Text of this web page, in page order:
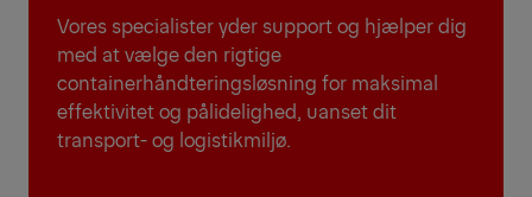
Vores specialister yder support og hjælper dig
med at vælge den rigtige
containerhåndteringsløsning for maksimal
effektivitet og pålidelighed, uanset dit
transport- og logistikmiljø.